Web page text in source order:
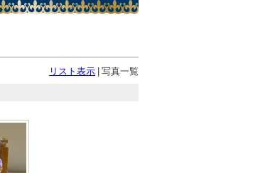
リスト表示 写真一覧